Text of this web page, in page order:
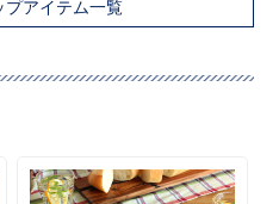
プアイテム一覧